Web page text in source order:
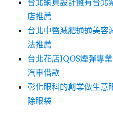
台北網頁設計擁有台北
店推薦
台北中醫減肥通通美容
法推薦
台北花店IQOS煙彈專
汽車借款
彰化眼科的創業做生意
除眼袋